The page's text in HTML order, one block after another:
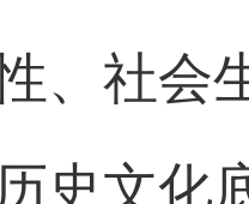
、社会
史文化